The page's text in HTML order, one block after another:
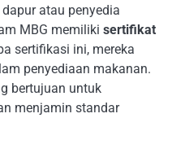
atau penyedia
MBG memiliki sertifikat
sertifikasi ini, mereka
penyediaan makanan.
bertujuan untuk
menjamin standar